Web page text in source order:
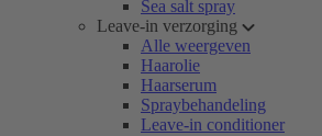
Sea salt spray
Leave-in verzorging
Alle weergeven
Haarolie
Haarserum
Spraybehandeling
Leave-in conditioner